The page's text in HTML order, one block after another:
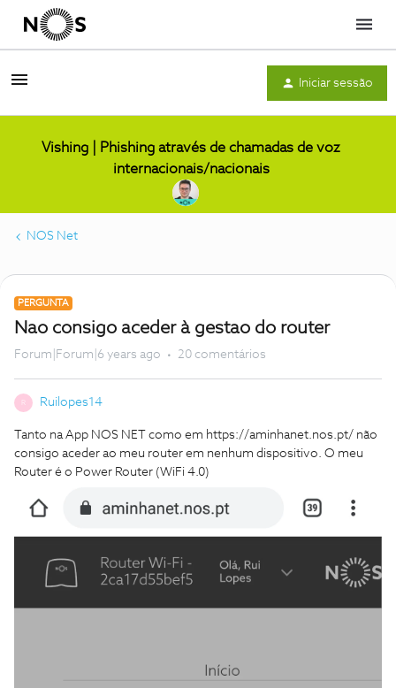
Menu
Iniciar sessão
Vishing | Phishing através de chamadas de voz
internacionais/nacionais
NOS Net
PERGUNTA
Nao consigo aceder à gestao do router
Forum|Forum|6 years ago 20 comentários
R Ruilopes14
Tanto na App NOS NET como em https://aminhanet.nos.pt/ não
consigo aceder ao meu router em nenhum dispositivo. O meu
Router é o Power Router (WiFi 4.0)